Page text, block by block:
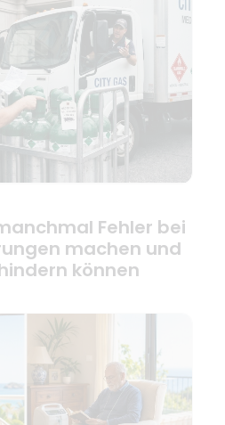
Fehler bei
machen und
können